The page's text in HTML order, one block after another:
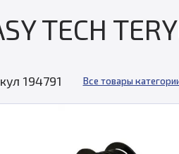
TECH
194791 Все товары